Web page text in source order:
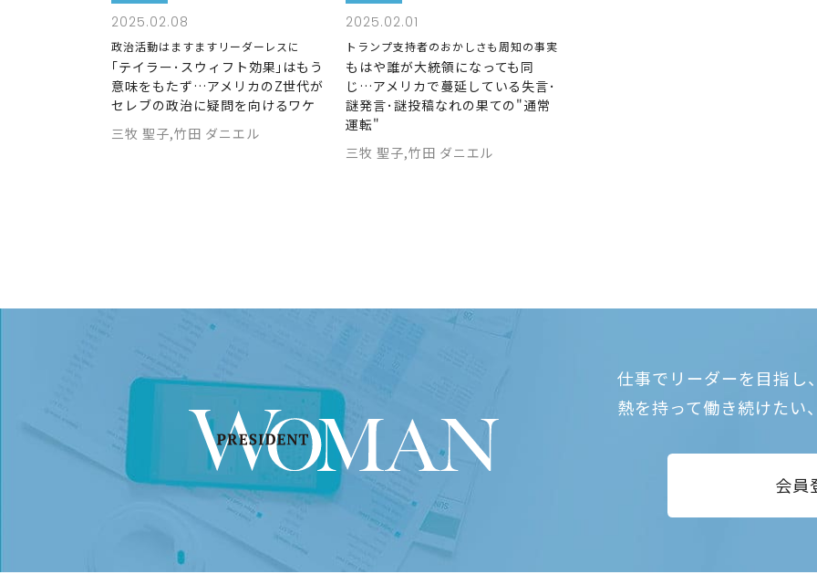
2025.02.08
政治活動はますますリーダーレスに
｢テイラー･スウィフト効果｣はもう
意味をもたず…アメリカのZ世代が
セレブの政治に疑問を向けるワケ
三牧 聖子,竹田 ダニエル
2025.02.01
トランプ支持者のおかしさも周知の事実
もはや誰が大統領になっても同
じ…アメリカで蔓延している失言･
謎発言･謎投稿なれの果ての"通常
運転"
三牧 聖子,竹田 ダニエル
仕事でリーダーを目指し
熱を持って働き続けたい
会員